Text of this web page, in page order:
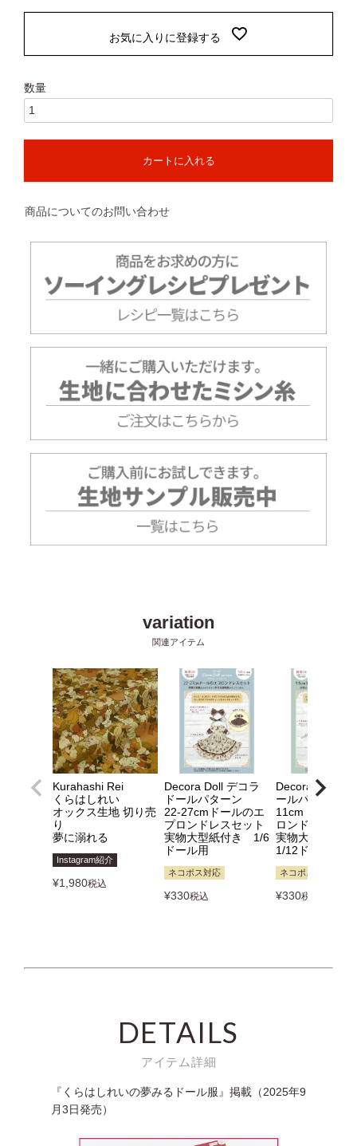
お気に入りに登録する
カートに入れる
商品についてのお問い合わせ
Kurahashi Rei
くらはしれい
オックス生地 切り売
り
夢に溺れる
Instagram紹介
¥1,980税込
Decora Doll デコラ
ドールパターン
22-27cmドールのエ
プロンドレスセット
実物大型紙付き 1/6
ドール用
ネコポス対応
¥330税込
Decora Dollデ
ールパターン
11cmドールの
ロンドレスセッ
実物大型紙付
1/12ドール用
ネコポス対応
¥330税込
DETAILS
アイテム詳細
『くらはしれいの夢みるドール服』掲載（2025年9
月3日発売）